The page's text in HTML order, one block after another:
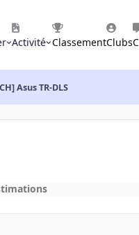
Activité ClassementClubs
Asus TR-DLS